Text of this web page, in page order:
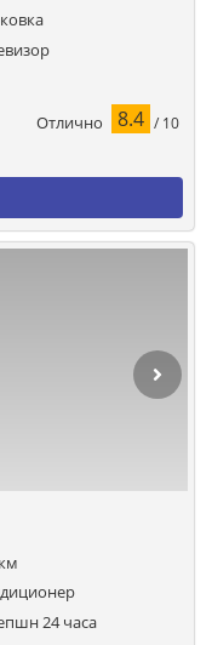
Отлично 8.4 / 10
24 часа